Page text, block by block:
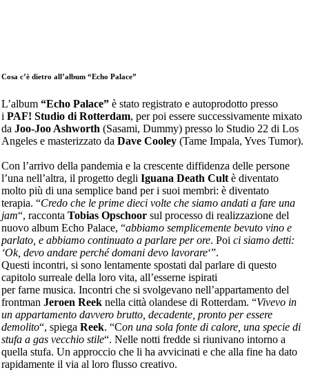
Cosa c’è dietro all’album “Echo Palace”
L’album “Echo Palace”è stato registrato e autoprodotto presso
i PAF! Studio di Rotterdam, per poi essere successivamente mixato
da Joo-Joo Ashworth (Sasami, Dummy) presso lo Studio 22 di Los
Angeles e masterizzato da Dave Cooley(Tame Impala, Yves Tumor).
Con l’arrivo della pandemia e la crescente diffidenza delle persone
l’una nell’altra, il progetto degli Iguana Death Cult è diventato
molto più di una semplice band per i suoi membri: è diventato
terapia. “Credo che le prime dieci volte che siamo andati a fare una
jam“, racconta Tobias Opschoor sul processo di realizzazione del
nuovo album Echo Palace, “abbiamo semplicemente bevuto vino e
parlato, e abbiamo continuato a parlare per ore. Poi ci siamo detti:
‘Ok, devo andare perché domani devo lavorare‘”.
Questi incontri, si sono lentamente spostati dal parlare di questo
capitolo surreale della loro vita, all’esserne ispirati
per farne musica. Incontri che si svolgevano nell’appartamento del
frontman Jeroen Reeknella città olandese di Rotterdam. “Vivevo in
un appartamento davvero brutto, decadente, pronto per essere
demolito“, spiega Reek. “Con una sola fonte di calore, una specie di
stufa a gas vecchio stile“. Nelle notti fredde si riunivano intorno a
quella stufa. Un approccio che li ha avvicinati e che alla fine ha dato
rapidamente il via al loro flusso creativo.